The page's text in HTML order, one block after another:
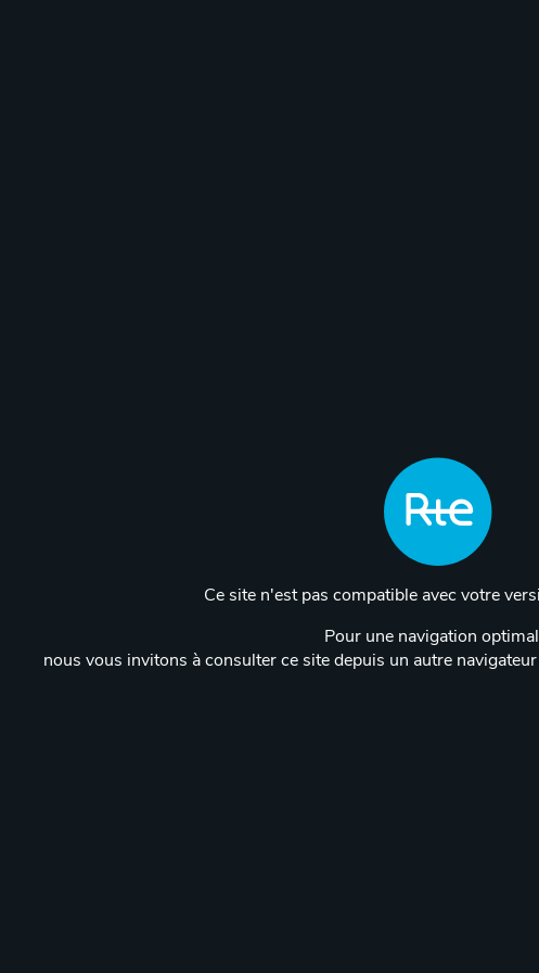
Ce site n'est pas compatible avec votre
Pour une navigation
nous vous invitons à consulter ce site depuis un autre